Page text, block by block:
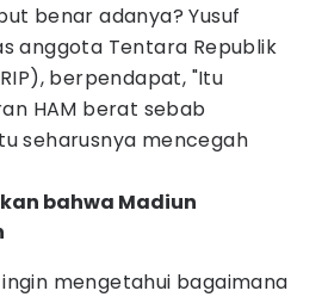
benar adanya? Yusuf
anggota Tentara Republik
berpendapat, "Itu
HAM berat sebab
seharusnya mencegah
bahwa Madiun
mengetahui bagaimana